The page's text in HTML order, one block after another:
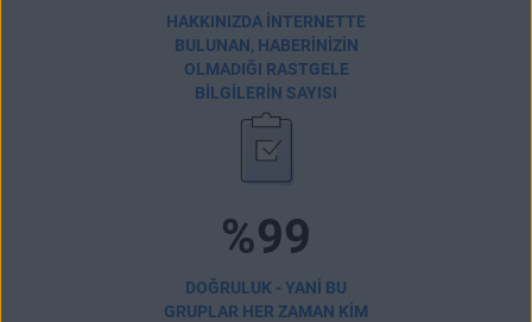
HAKKINIZDA INTERNETTE
BULUNAN, HABERINIZIN
OLMADIĞI RASTGELE
BILGILERIN SAYISI
%99
DOĞRULUK - YANI BU
GRUPLAR HER ZAMAN KIM